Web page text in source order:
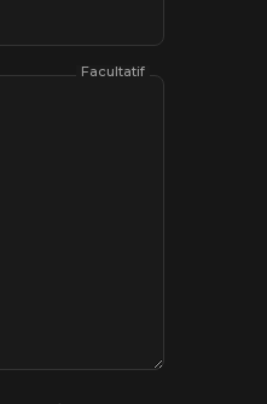
Facultatif